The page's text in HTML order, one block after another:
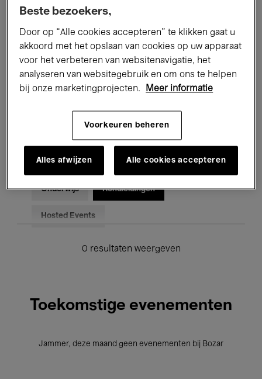
Alle evenementen
Tentoonstellingen Films
Performances Lezingen & Debatten
Jazz Klassieke Muziek Global Music
Voor iedereen Kids’ Palace
Onderwijs Rondleidingen
Hosted Events
0 resultaten weergeven
Toekomstige evenementen
Jammer, deze maand geen evenementen bij Bozar
Beste bezoekers,
Door op “Alle cookies accepteren” te klikken gaat u
akkoord met het opslaan van cookies op uw apparaat
voor het verbeteren van websitenavigatie, het
analyseren van websitegebruik en om ons te helpen
bij onze marketingprojecten.
Meer informatie
Voorkeuren beheren
Alles afwijzen Alle cookies accepteren